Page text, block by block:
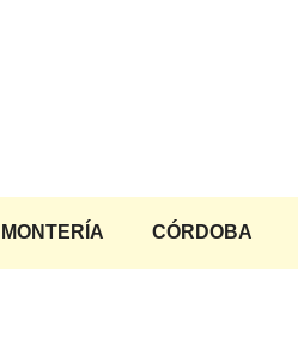
MONTERÍA CÓRDOBA